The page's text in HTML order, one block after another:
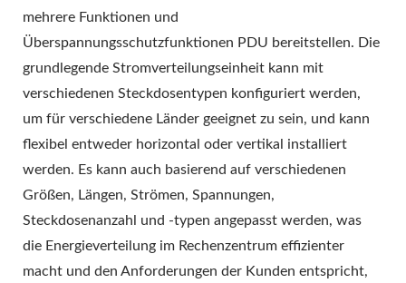
mehrere Funktionen und
Überspannungsschutzfunktionen PDU bereitstellen. Die
grundlegende Stromverteilungseinheit kann mit
verschiedenen Steckdosentypen konfiguriert werden,
um für verschiedene Länder geeignet zu sein, und kann
flexibel entweder horizontal oder vertikal installiert
werden. Es kann auch basierend auf verschiedenen
Größen, Längen, Strömen, Spannungen,
Steckdosenanzahl und -typen angepasst werden, was
die Energieverteilung im Rechenzentrum effizienter
macht und den Anforderungen der Kunden entspricht,